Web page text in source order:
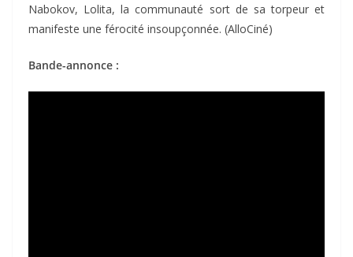
Nabokov, Lolita, la communauté sort de sa torpeur et
manifeste une férocité insoupçonnée. (AlloCiné)
Bande-annonce :